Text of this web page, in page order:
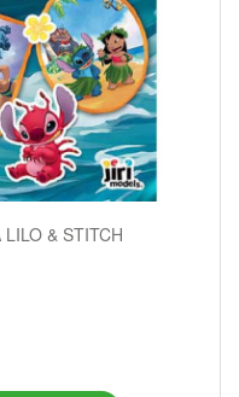
LILO & STITCH